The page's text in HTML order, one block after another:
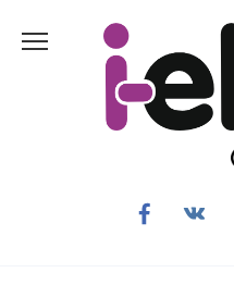
содержанию